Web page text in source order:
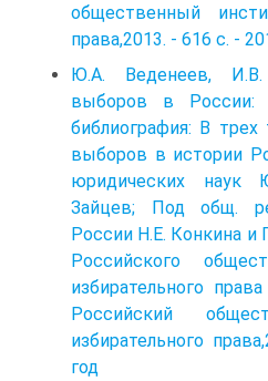
общественный
права,2013. - 616 с. -
Ю.А. Веденеев, И.В.
выборов в России:
библиография: В
выборов в истории
юридических наук
Зайцев; Под общ.
России Н.Е. Конкина и
Российского
избирательного
Российский
избирательного
год